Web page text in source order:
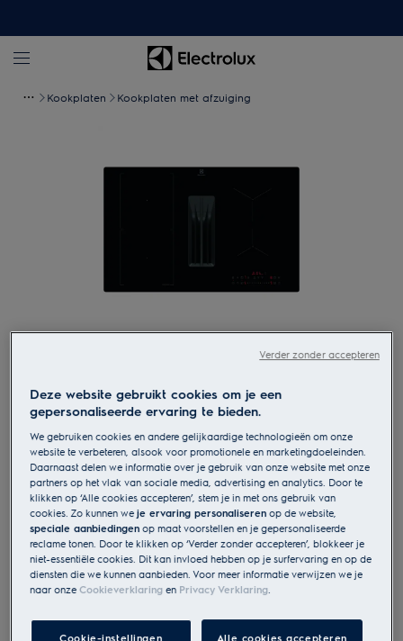
Kookplaten Kookplaten met afzuiging
KCC83410CK
Kookplaat met afzuiging - 80 cm
EU Productfiche
€ 2.049,99
EU-verordening 2023/988 staan vermeld in hoofdstuk 1 en 2
van de handleiding. Lees de volledige handleiding voor een
Deze website gebruikt cookies om je een
gepersonaliseerde ervaring te bieden.
We gebruiken cookies en andere gelijkaardige technologieën om onze
website te verbeteren, alsook voor promotionele en marketingdoeleinden.
Daarnaast delen we informatie over je gebruik van onze website met onze
partners op het vlak van sociale media, advertising en analytics. Door te
klikken op ‘Alle cookies accepteren’, stem je in met ons gebruik van
cookies. Zo kunnen weje ervaring personaliseren op de website,
speciale aanbiedingen op maat voorstellen en je gepersonaliseerde
reclame tonen. Door te klikken op ‘Verder zonder accepteren’, blokkeer je
niet-essentiële cookies. Dit kan invloed hebben op je surfervaring en op de
diensten die we kunnen aanbieden. Voor meer informatie verwijzen we je
naar onzeCookieverklaring en Privacy Verklaring
Cookie-instellingen Alle cookies accepteren
Verder zonder accepteren